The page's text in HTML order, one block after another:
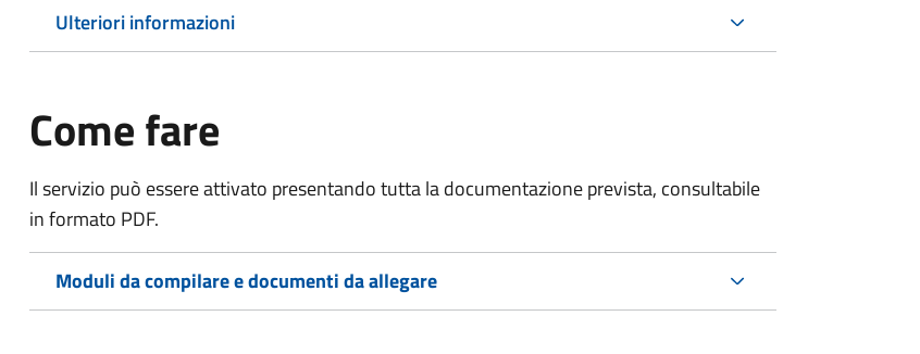
Ulteriori informazioni
Come fare
Il servizio può essere attivato presentando tutta la documentazione prevista, consultabile
in formato PDF.
Moduli da compilare e documenti da allegare